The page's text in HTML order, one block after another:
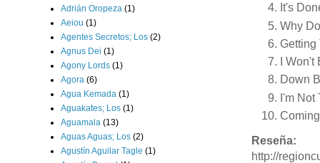
It's
Why
I
Down
I'm
Reseña:
http://
Adrián Oropeza (1)
Aeiou (1)
Agentes Secretos; Los (2)
Agnus Dei (1)
Agony Lords (1)
Agora (6)
Agua Kemada (1)
Aguakates; Los (1)
Aguamala (13)
Aguas Aguas; Los (2)
Agustín Aguilar Tagle (1)